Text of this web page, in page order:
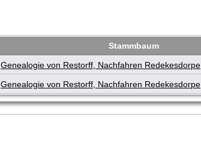
Stammbaum
Genealogie von Restorff, Nachfahren Redekesdorpe
Genealogie von Restorff, Nachfahren Redekesdorpe